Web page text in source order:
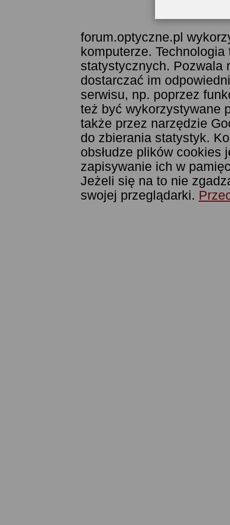
forum.optyczne.pl
komputerze.
statystycznych. Pozwala
dostarczać im
serwisu, np. poprzez
też być wykorzystywane
także przez narzędzie
do zbierania statystyk.
obsłudze plików cookies
zapisywanie ich w
Jeżeli się na to nie
swojej przeglądarki.